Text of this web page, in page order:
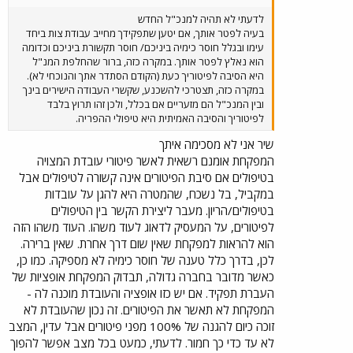
לדעתי לא תהיה למנכ"ל החדש
בעיה לפטר אותך, אם יטען שתפקידך מחייב עבודת צות ביחד
עימו ובגלל חוסר כימיה ביניכם/ חוסר תקשורת ביניכם וכדומה
הוא נאלץ לפטר אותך. במקרה כזה, ברור שהחלפת המנ"ל
היא הסיבה לפיטוריך כעת (הקודם הסתדר אתך והנוכחי לא).
במקרה כזה, תצטרכי להשכנע, שקשרי העבודה הישירים בינך
ובין המנכ"ל הם מזעריים אם בכלל, ולכן זהו תרוץ בלבד
לפיטוריך והסיבה האמיתית היא טיפולי ההפריה.
שיר אני לא מסכימה איתך
המפקחת אומנם רשאית לאשר פיטורי עובדת המצויה
בטיפולים אם סיבת הפיטורים אינה קשורה לטיפולים אבל
במקביל, בל נשכח, שהמטרה היא להגן על עובדות
בטיפולים/הריון. מעבר ליצירת הקשר בין הטיפולים
לפיטורים, על המעסיק לדאוג לעוד משהו. העוד משהו הזה
הוא להראות למפקחת שאין שום דרך אחרת. שאין ברירה.
לכן, בדרך כלל טענה של חוסר כימיה לא מספיקה. כמו כן,
כאשר מדובר בחברה גדולה, תבדוק המפקחת אופציות של
העברת תפקיד. אם יש כזו אופציה והעובדת מוכנה לה -
המפקחת לא תאשר את הפיטורים. זה נכון שהעובדת לא
זוכה כיום להגנה של 100% מפני פיטורים אבל עדין, המצב
לא עד כדי כך חמור. לדעתי, כמעט בכל מצב אפשר להפוך